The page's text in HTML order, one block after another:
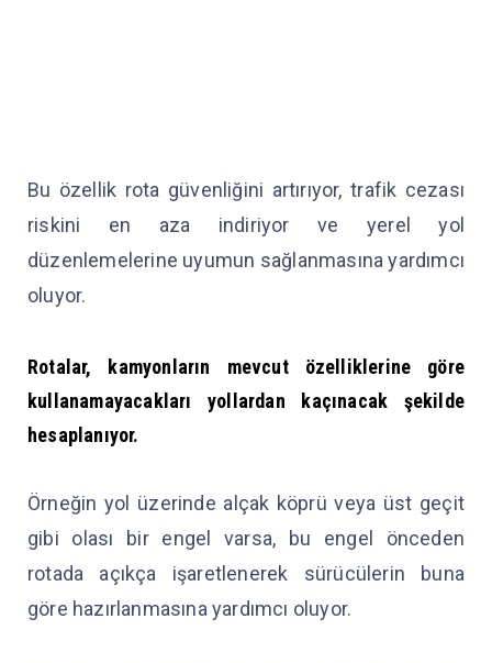
Bu özellik rota güvenliğini artırıyor, trafik cezası
riskini en aza indiriyor ve yerel yol
düzenlemelerine uyumun sağlanmasına yardımcı
oluyor.
Rotalar, kamyonların mevcut özelliklerine göre
kullanamayacakları yollardan kaçınacak şekilde
hesaplanıyor.
Örneğin yol üzerinde alçak köprü veya üst geçit
gibi olası bir engel varsa, bu engel önceden
rotada açıkça işaretlenerek sürücülerin buna
göre hazırlanmasına yardımcı oluyor.